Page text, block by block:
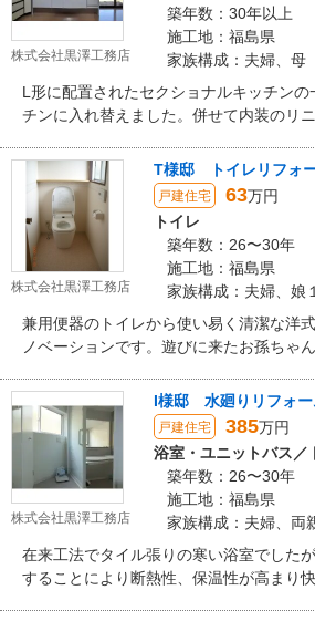
株式会社黒澤工務店
築年数：30年以上
施工地：福島県
家族構成：夫婦、母
L形に配置されたセクショナルキッチンの
チンに入れ替えました。併せて内装のリ
め、柱、土台の入れ替えと防虫処理も同時
株式会社黒澤工務店
T様邸 トイレリフォ
戸建住宅 63万円
トイレ
築年数：26〜30年
施工地：福島県
家族構成：夫婦、娘
兼用便器のトイレから使い易く清潔な洋
ノベーションです。遊びに来たお孫ちゃ
道整備されたのに併せて福島市の融資制
らの切替工事も行いました。
株式会社黒澤工務店
I様邸 水廻りリフォー
戸建住宅 385万円
浴室・ユニットバス／
築年数：26〜30年
施工地：福島県
家族構成：夫婦、両
在来工法でタイル張りの寒い浴室でした
することにより断熱性、保温性が高まり